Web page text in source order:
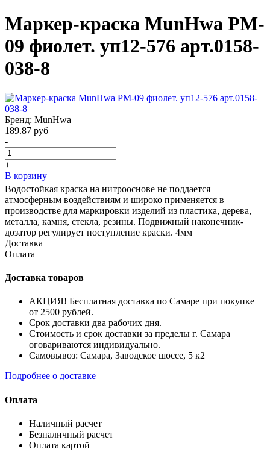
Маркер-краска MunHwa PM-
09 фиолет. уп12-576 арт.0158-
038-8
Бренд: MunHwa
189.87 руб
-
+
В корзину
Водостойкая краска на нитрооснове не поддается
атмосферным воздействиям и широко применяется в
производстве для маркировки изделий из пластика, дерева,
металла, камня, стекла, резины. Подвижный наконечник-
дозатор регулирует поступление краски. 4мм
Доставка
Оплата
Доставка товаров
АКЦИЯ! Бесплатная доставка по Самаре при покупке
от 2500 рублей.
Срок доставки два рабочих дня.
Стоимость и срок доставки за пределы г. Самара
оговариваются индивидуально.
Самовывоз: Самара, Заводское шоссе, 5 к2
Подробнее о доставке
Оплата
Наличный расчет
Безналичный расчет
Оплата картой